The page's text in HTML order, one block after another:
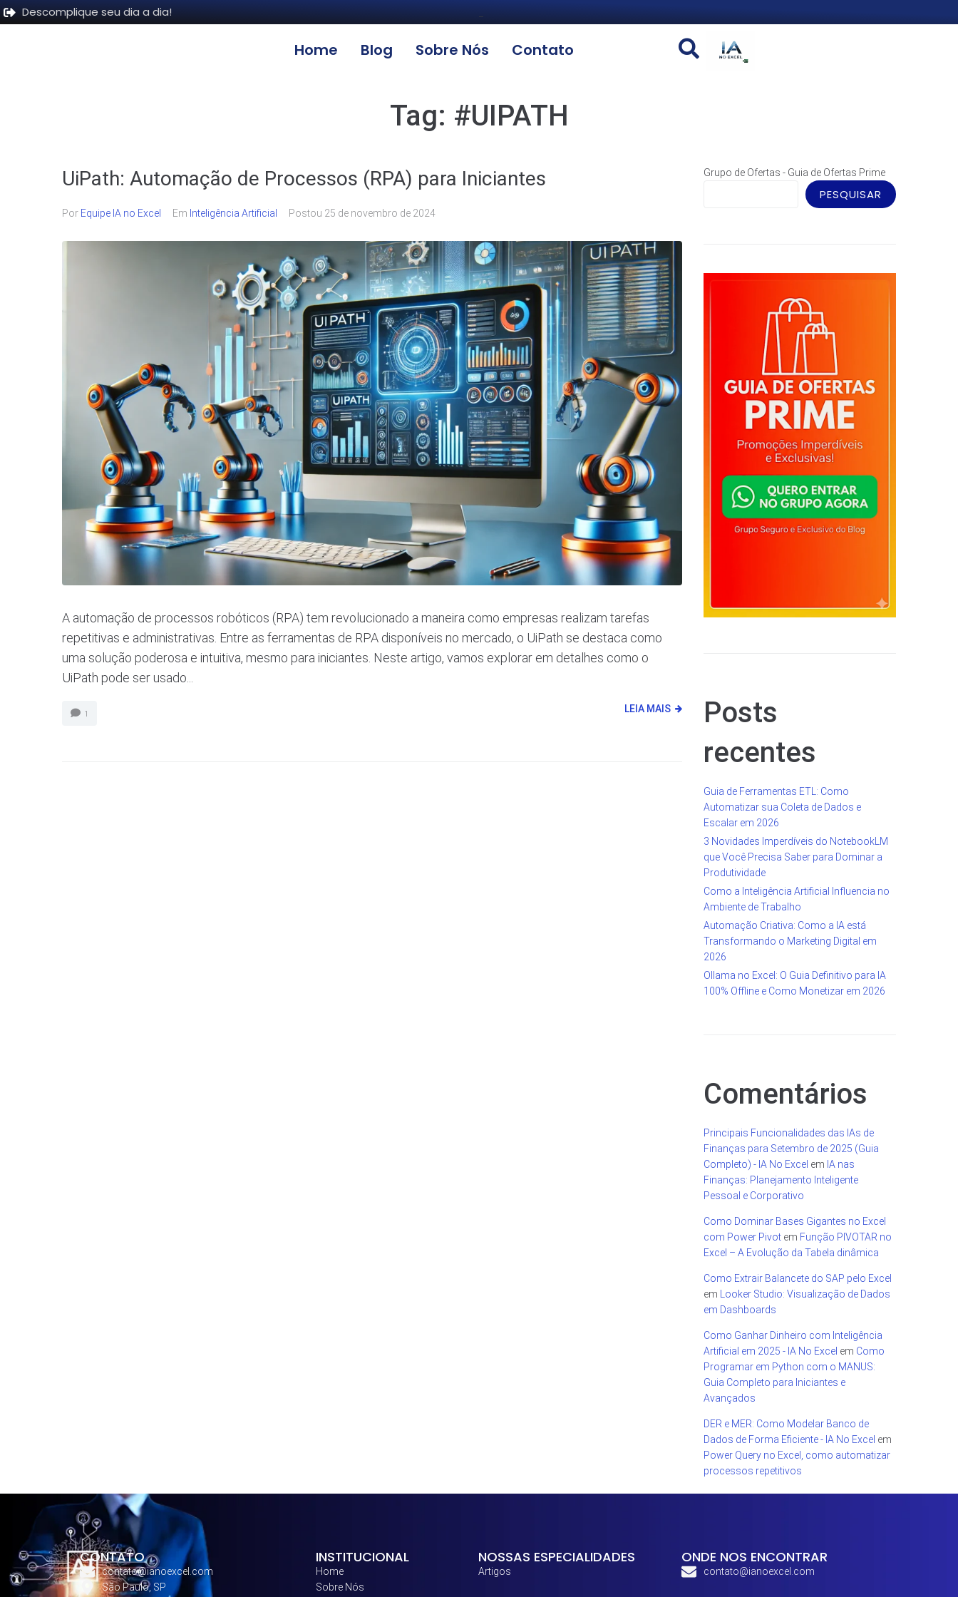
Descomplique seu dia a dia!
Home Blog Sobre Nós Contato
Tag: #UIPATH
UiPath: Automação de Processos (RPA) para Iniciantes
Por Equipe IA no Excel Em Inteligência Artificial Postou 25 de novembro de 2024
A automação de processos robóticos (RPA) tem revolucionado a maneira como empresas realizam tarefas
repetitivas e administrativas. Entre as ferramentas de RPA disponíveis no mercado, o UiPath se destaca como
uma solução poderosa e intuitiva, mesmo para iniciantes. Neste artigo, vamos explorar em detalhes como o
UiPath pode ser usado...
1 LEIA MAIS
Grupo de Ofertas - Guia de Ofertas Prime
PESQUISAR
Posts
recentes
Guia de Ferramentas ETL: Como
Automatizar sua Coleta de Dados e
Escalar em 2026
3 Novidades Imperdíveis do NotebookLM
que Você Precisa Saber para Dominar a
Produtividade
Como a Inteligência Artificial Influencia no
Ambiente de Trabalho
Automação Criativa: Como a IA está
Transformando o Marketing Digital em
2026
Ollama no Excel: O Guia Definitivo para IA
100% Offline e Como Monetizar em 2026
Comentários
Principais Funcionalidades das IAs de
Finanças para Setembro de 2025 (Guia
Completo) - IA No Excel em IA nas
Finanças: Planejamento Inteligente
Pessoal e Corporativo
Como Dominar Bases Gigantes no Excel
com Power Pivot em Função PIVOTAR no
Excel – A Evolução da Tabela dinâmica
Como Extrair Balancete do SAP pelo Excel
em Looker Studio: Visualização de Dados
em Dashboards
Como Ganhar Dinheiro com Inteligência
Artificial em 2025 - IA No Excel em Como
Programar em Python com o MANUS:
Guia Completo para Iniciantes e
Avançados
DER e MER: Como Modelar Banco de
Dados de Forma Eficiente - IA No Excel em
Power Query no Excel, como automatizar
processos repetitivos
CONTATO
contato@ianoexcel.com
São Paulo, SP
INSTITUCIONAL
Home
Sobre Nós
NOSSAS ESPECIALIDADES
Artigos
ONDE NOS ENCONTRAR
contato@ianoexcel.com